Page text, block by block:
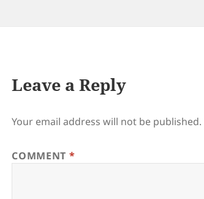
Leave a Reply
Your email address will not be published.
COMMENT *